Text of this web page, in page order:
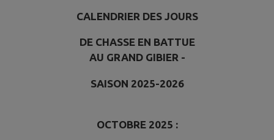
CALENDRIER DES JOURS
DE CHASSE EN BATTUE
AU GRAND GIBIER -
SAISON 2025-2026
OCTOBRE 2025 :